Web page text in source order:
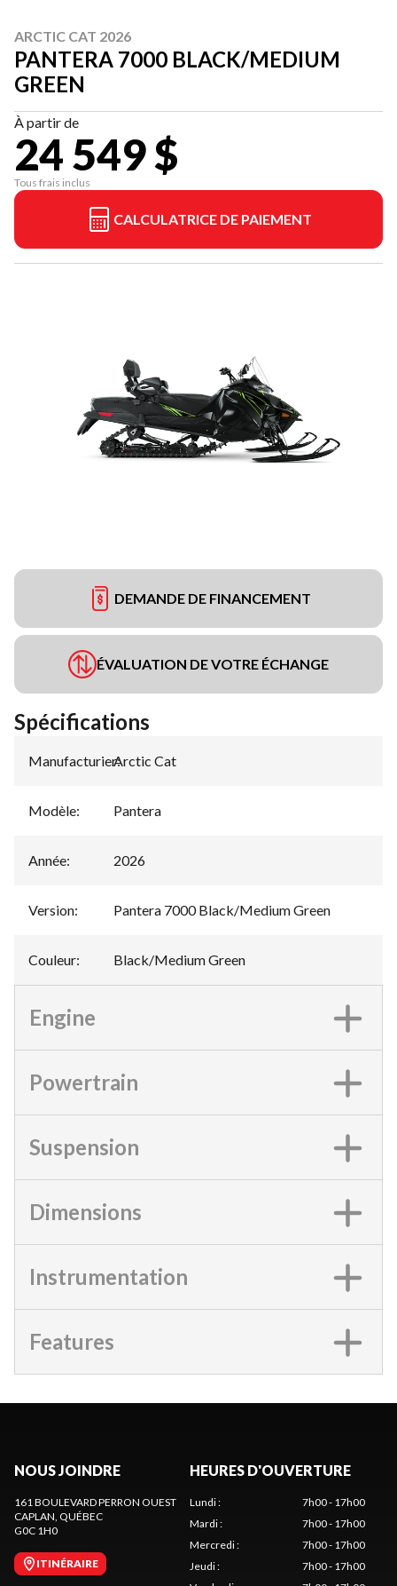
ARCTIC CAT 2026
PANTERA 7000 BLACK/MEDIUM
GREEN
À partir de
24 549 $
Tous frais inclus
CALCULATRICE DE PAIEMENT
DEMANDE DE FINANCEMENT
ÉVALUATION DE VOTRE ÉCHANGE
Spécifications
Manufacturier:
Arctic Cat
Modèle: Pantera
Année: 2026
Version: Pantera 7000 Black/Medium Green
Couleur: Black/Medium Green
Engine
Powertrain
Suspension
Dimensions
Instrumentation
Features
NOUS JOINDRE
161 BOULEVARD PERRON OUEST
CAPLAN, QUÉBEC
G0C 1H0
ITINÉRAIRE
HEURES D'OUVERTURE
Lundi:
7h00 - 17h00
Mardi:
7h00 - 17h00
Mercredi:
7h00 - 17h00
Jeudi:
7h00 - 17h00